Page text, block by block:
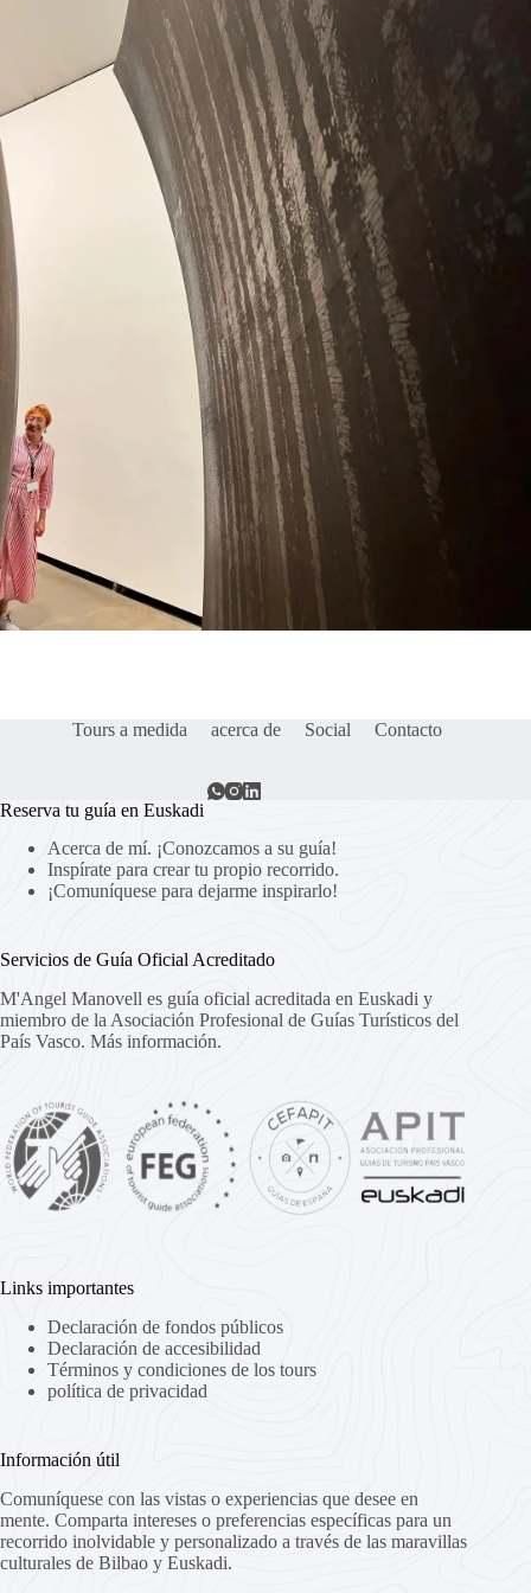
Tours a medida acerca de Social Contacto
Reserva tu guía en Euskadi
Acerca de mí. ¡Conozcamos a su guía!
Inspírate para crear tu propio recorrido.
¡Comuníquese para dejarme inspirarlo!
Servicios de Guía Oficial Acreditado
M'Angel Manovell es guía oficial acreditada en Euskadi y
miembro de la Asociación Profesional de Guías Turísticos del
País Vasco. Más información.
Links importantes
Declaración de fondos públicos
Declaración de accesibilidad
Términos y condiciones de los tours
política de privacidad
Información útil
Comuníquese con las vistas o experiencias que desee en
mente. Comparta intereses o preferencias específicas para un
recorrido inolvidable y personalizado a través de las maravillas
culturales de Bilbao y Euskadi.